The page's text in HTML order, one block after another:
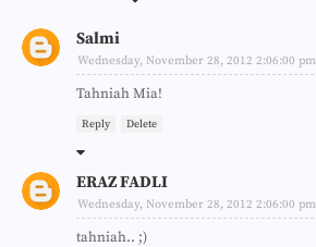
Salmi
Wednesday, November 28, 2012 2:06:00 pm
Tahniah Mia!
Reply Delete
ERAZ FADLI
Wednesday, November 28, 2012 2:06:00 pm
tahniah.. ;)